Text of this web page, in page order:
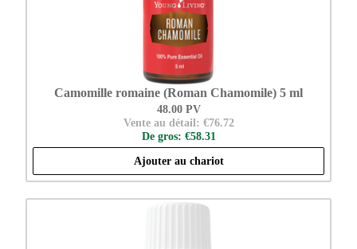
Camomille romaine (Roman Chamomile) 5 ml
48.00 PV
Vente au détail: €76.72
De gros: €58.31
Ajouter au chariot